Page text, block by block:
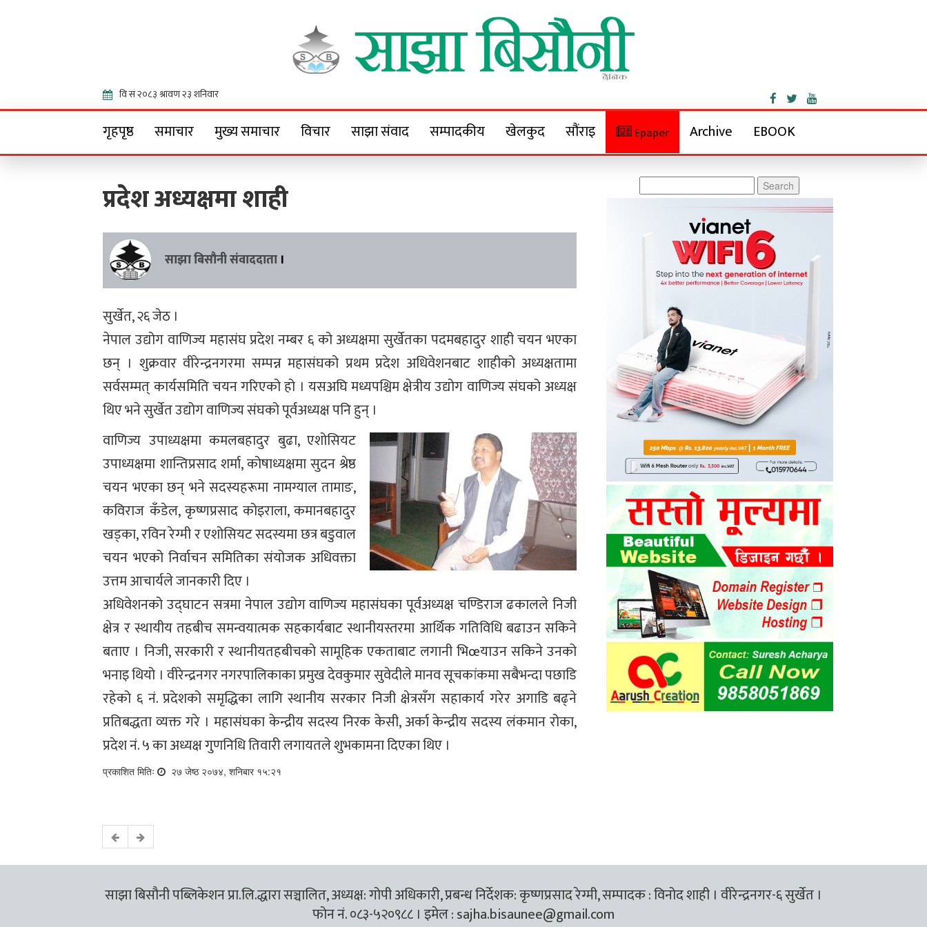
Sajha Bisaunee
गृहपृष्ठ समाचार मुख्य समाचार विचार साझा संवाद सम्पादकीय खेलकुद सौंराइ Epaper Archive EBOOK
प्रदेश अध्यक्षमा शाही
साझा बिसौनी संवाददाता ।
सुर्खेत, २६ जेठ ।
नेपाल उद्योग वाणिज्य महासंघ प्रदेश नम्बर ६ को अध्यक्षमा सुर्खेतका पदमबहादुर शाही चयन भएका
छन् । शुक्रवार वीरेन्द्रनगरमा सम्पन्न महासंघको प्रथम प्रदेश अधिवेशनबाट शाहीको अध्यक्षतामा
सर्वसम्मत् कार्यसमिति चयन गरिएको हो । यसअघि मध्यपश्चिम क्षेत्रीय उद्योग वाणिज्य संघको अध्यक्ष
थिए भने सुर्खेत उद्योग वाणिज्य संघको पूर्वअध्यक्ष पनि हुन् ।
वाणिज्य उपाध्यक्षमा कमलबहादुर बुढा, एशोसियट
उपाध्यक्षमा शान्तिप्रसाद शर्मा, कोषाध्यक्षमा सुदन श्रेष्ठ
चयन भएका छन् भने सदस्यहरूमा नामग्याल तामाङ,
कविराज कँडेल, कृष्णप्रसाद कोइराला, कमानबहादुर
खड्का, रविन रेग्मी र एशोसियट सदस्यमा छत्र बडुवाल
चयन भएको निर्वाचन समितिका संयोजक अधिवक्ता
उत्तम आचार्यले जानकारी दिए ।
अधिवेशनको उद्घाटन सत्रमा नेपाल उद्योग वाणिज्य महासंघका पूर्वअध्यक्ष चण्डिराज ढकालले निजी
क्षेत्र र स्थायीय तहबीच समन्वयात्मक सहकार्यबाट स्थानीयस्तरमा आर्थिक गतिविधि बढाउन सकिने
बताए । निजी, सरकारी र स्थानीयतहबीचको सामूहिक एकताबाट लगानी भिœयाउन सकिने उनको
भनाइ थियो । वीरेन्द्रनगर नगरपालिकाका प्रमुख देवकुमार सुवेदीले मानव सूचकांकमा सबैभन्दा पछाडि
रहेको ६ नं. प्रदेशको समृद्धिका लागि स्थानीय सरकार निजी क्षेत्रसँग सहाकार्य गरेर अगाडि बढ्ने
प्रतिबद्धता व्यक्त गरे । महासंघका केन्द्रीय सदस्य निरक केसी, अर्का केन्द्रीय सदस्य लंकमान रोका,
प्रदेश नं. ५ का अध्यक्ष गुणनिधि तिवारी लगायतले शुभकामना दिएका थिए ।
प्रकाशित मितिः २७ जेष्ठ २०७४, शनिबार १५:२१
for:
साझा बिसौनी पब्लिकेशन प्रा.लि.द्धारा सञ्चालित, अध्यक्ष: गोपी अधिकारी, प्रबन्ध निर्देशक: कृष्णप्रसाद रेग्मी, सम्पादक : विनोद शाही । वीरेन्द्रनगर-६ सुर्खेत ।
फोन नं. ०८३-५२०९८८ । इमेल :sajha.bisaunee@gmail.com